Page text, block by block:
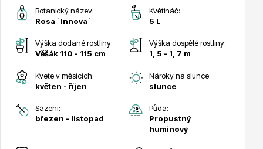
Trvalky
Bylinky do kuchyně
Botanický název:
Rosa ´Innova´
Květináč:
5 L
Výška dodané rostliny:
Věšák 110 - 115 cm
Výška dospělé rostliny:
1, 5 - 1, 7 m
Kvete v měsících:
květen - říjen
Nároky na slunce:
slunce
Sázení:
březen - listopad
Půda:
Propustný
huminový